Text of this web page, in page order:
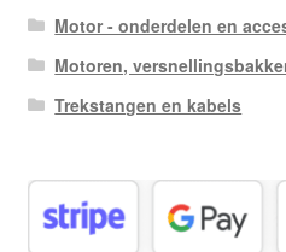
Motor - onderdelen en
Motoren,
Trekstangen en kabels